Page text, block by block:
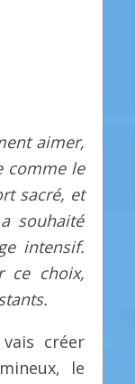
aimer,
comme le
sacré, et
souhaité
intensif.
ce choix,
créer
le